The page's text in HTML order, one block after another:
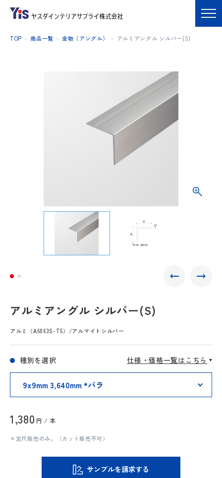
TOP 商品一覧 金物（アングル） アルミアングル シルバー(S)
アルミアングル シルバー(S)
アルミ（A6063S-T5）/アルマイトシルバー
仕様・価格一覧はこちら
種別を選択
1,380 円 / 本
＊定尺販売のみ。（カット販売不可）
サンプルを請求する